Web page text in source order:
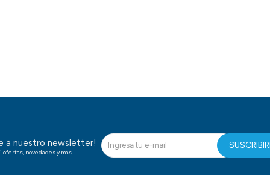
a nuestro newsletter!
ofertas, novedades y mas